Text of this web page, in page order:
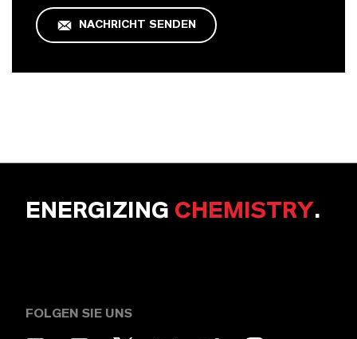
NACHRICHT SENDEN
ENERGIZING CHEMISTRY.
FOLGEN SIE UNS